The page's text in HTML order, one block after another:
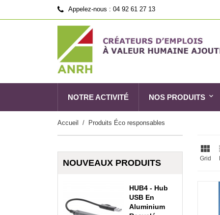
Appelez-nous : 04 92 61 27 13
NOTRE ACTIVITÉ NOS PRODUITS
Accueil Produits Éco responsables
NOUVEAUX PRODUITS
HUB4 - Hub
USB En
Aluminium

Grid